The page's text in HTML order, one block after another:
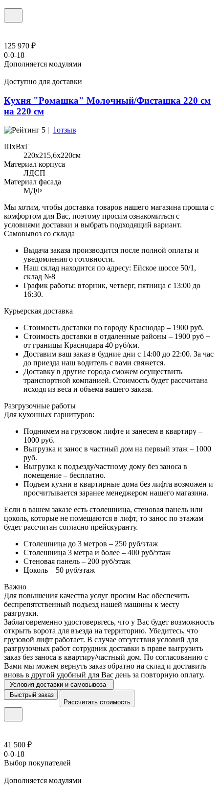
125 970 ₽
0-0-18
Дополняется модулями
Доступно для доставки
Кухня "Ромашка" Молочный/Фисташка 220 см
на 220 см
5 | 1отзыв
ШхВхГ
220x215,6х220см
Материал корпуса
ЛДСП
Материал фасада
МДФ
Мы хотим, чтобы доставка товаров нашего магазина прошла с
комфортом для Вас, поэтому просим ознакомиться с
условиями доставки и выбрать подходящий вариант.
Самовывоз со склада
Выдача заказа производится после полной оплаты и
уведомления о готовности.
Наш склад находится по адресу: Ейское шоссе 50/1,
склад №8
График работы: вторник, четверг, пятница с 13:00 до
16:30.
Курьерская доставка
Стоимость доставки по городу Краснодар – 1900 руб.
Стоимость доставки в отдаленные районы – 1900 руб +
от границы Краснодара 40 руб/км.
Доставим ваш заказ в будние дни с 14:00 до 22:00. За час
до приезда наш водитель с вами свяжется.
Доставку в другие города сможем осуществить
транспортной компанией. Стоимость будет рассчитана
исходя из веса и объема вашего заказа.
Разгрузочные работы
Для кухонных гарнитуров:
Поднимем на грузовом лифте и занесем в квартиру –
1000 руб.
Выгрузка и занос в частный дом на первый этаж – 1000
руб.
Выгрузка к подъезду/частному дому без заноса в
помещение – бесплатно.
Подъем кухни в квартирные дома без лифта возможен и
просчитывается заранее менеджером нашего магазина.
Если в вашем заказе есть столешница, стеновая панель или
цоколь, которые не помещаются в лифт, то занос по этажам
будет рассчитан согласно прейскуранту.
Столешница до 3 метров – 250 руб/этаж
Столешница 3 метра и более – 400 руб/этаж
Стеновая панель – 200 руб/этаж
Цоколь – 50 руб/этаж
Важно
Для повышения качества услуг просим Вас обеспечить
беспрепятственный подъезд нашей машины к месту
разгрузки.
Заблаговременно удостоверьтесь, что у Вас будет возможность
открыть ворота для въезда на территорию. Убедитесь, что
грузовой лифт работает. В случае отсутствия условий для
разгрузочных работ сотрудник доставки в праве выгрузить
заказ без заноса в квартиру/частный дом. По согласованию с
Вами мы можем вернуть заказ обратно на склад и доставить
вновь в другой удобный для Вас день за повторную оплату.
Условия доставки и самовывоза
Быстрый заказ
Рассчитать стоимость
41 500 ₽
0-0-18
Выбор покупателей
Дополняется модулями